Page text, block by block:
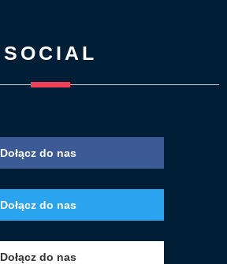
SOCIAL
Dołącz do nas
Dołącz do nas
Dołącz do nas